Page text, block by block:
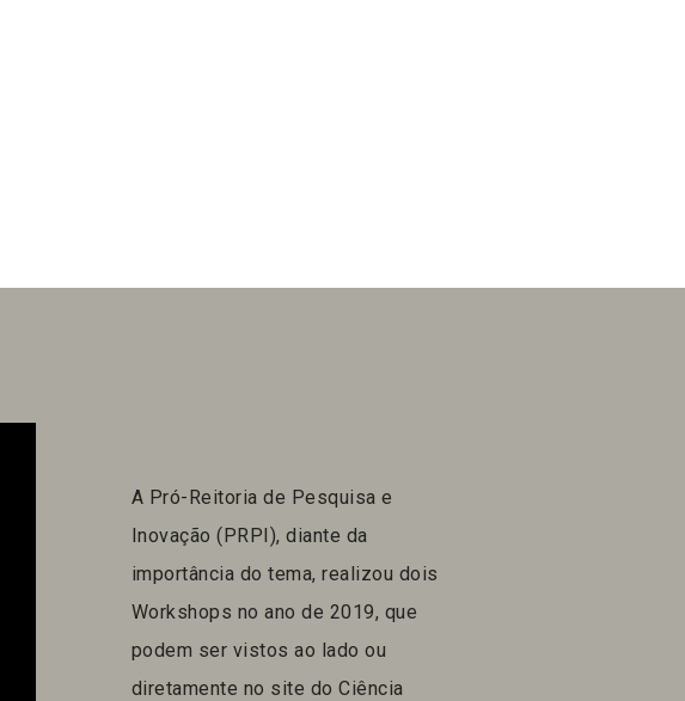
A Pró-Reitoria de Pesquisa e
Inovação (PRPI), diante da
importância do tema, realizou dois
Workshops no ano de 2019, que
podem ser vistos ao lado ou
diretamente no site do Ciência